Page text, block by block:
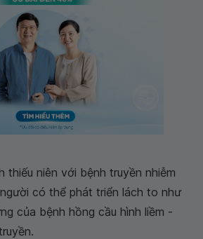
thiếu niên với bệnh truyền nhiễm
có thể phát triển lách to như
của bệnh hồng cầu hình liềm -